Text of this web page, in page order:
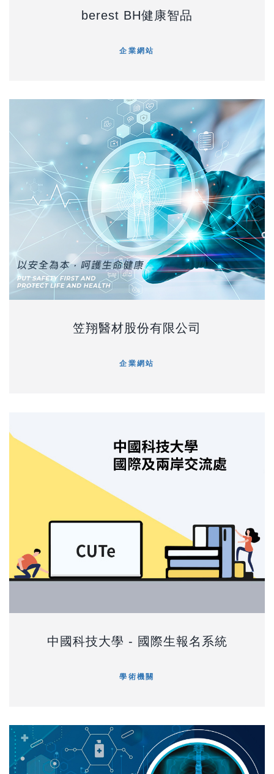
berest BH健康智品
企業網站
笠翔醫材股份有限公司
企業網站
中國科技大學 - 國際生報名系統
學術機關